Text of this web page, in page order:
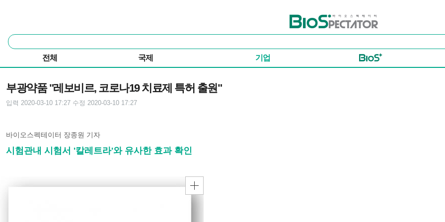
바이오스펙테이터
통
합
색
전체 국제 기업
부광약품 "레보비르, 코로나19 치료제 특허 출원"
입력 2020-03-10 17:27 수정 2020-03-10 17:27
바이오스펙테이터 장종원 기자
시험관내 시험서 '칼레트라'와 유사한 효과 확인